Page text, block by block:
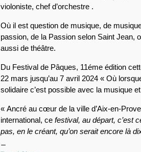
violoniste, chef d’orchestre .
Où il est question de musique, de
passion, de la Passion selon Saint Jean,
aussi de théâtre.
Du Festival de Pâques, 11éme édition
22 mars jusqu’au 7 avril 2024 « Où
solidaire c’est possible avec la musique
« Ancré au cœur de la ville d’Aix-en-
international, ce festival, au départ, c’est
pas, en le créant, qu’on serait encore là